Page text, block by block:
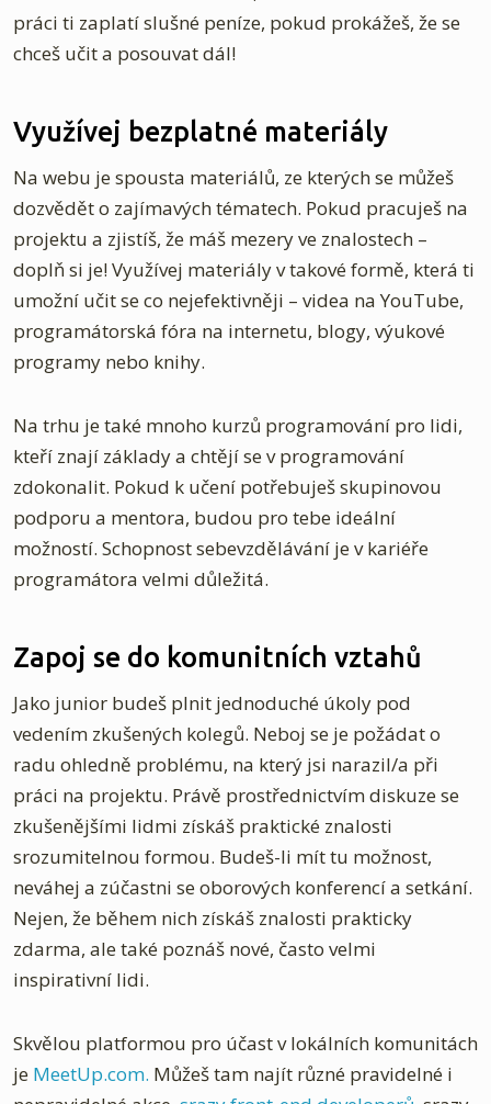
práci ti zaplatí slušné peníze, pokud prokážeš, že se
chceš učit a posouvat dál!
Využívej bezplatné materiály
Na webu je spousta materiálů, ze kterých se můžeš
dozvědět o zajímavých tématech. Pokud pracuješ na
projektu a zjistíš, že máš mezery ve znalostech –
doplň si je! Využívej materiály v takové formě, která ti
umožní učit se co nejefektivněji – videa na YouTube,
programátorská fóra na internetu, blogy, výukové
programy nebo knihy.
Na trhu je také mnoho kurzů programování pro lidi,
kteří znají základy a chtějí se v programování
zdokonalit. Pokud k učení potřebuješ skupinovou
podporu a mentora, budou pro tebe ideální
možností. Schopnost sebevzdělávání je v kariéře
programátora velmi důležitá.
Zapoj se do komunitních vztahů
Jako junior budeš plnit jednoduché úkoly pod
vedením zkušených kolegů. Neboj se je požádat o
radu ohledně problému, na který jsi narazil/a při
práci na projektu. Právě prostřednictvím diskuze se
zkušenějšími lidmi získáš praktické znalosti
srozumitelnou formou. Budeš-li mít tu možnost,
neváhej a zúčastni se oborových konferencí a setkání.
Nejen, že během nich získáš znalosti prakticky
zdarma, ale také poznáš nové, často velmi
inspirativní lidi.
Skvělou platformou pro účast v lokálních komunitách
je MeetUp.com. Můžeš tam najít různé pravidelné i